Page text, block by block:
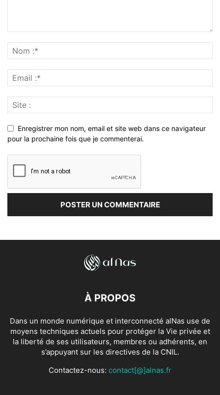
Enregistrer mon nom, email et site web dans ce navigateur
pour la prochaine fois que je commenterai.
À PROPOS
Dans un monde numérique et interconnecté alNas use de
moyens techniques actuels pour protéger la Vie privée et
la liberté de ses utilisateurs, membres ou adhérents, en
s’appuyant sur les directives de la CNIL.
Contactez-nous: contact[@]alnas.fr